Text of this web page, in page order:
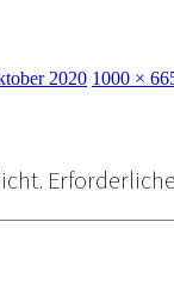
2020 1000 ×